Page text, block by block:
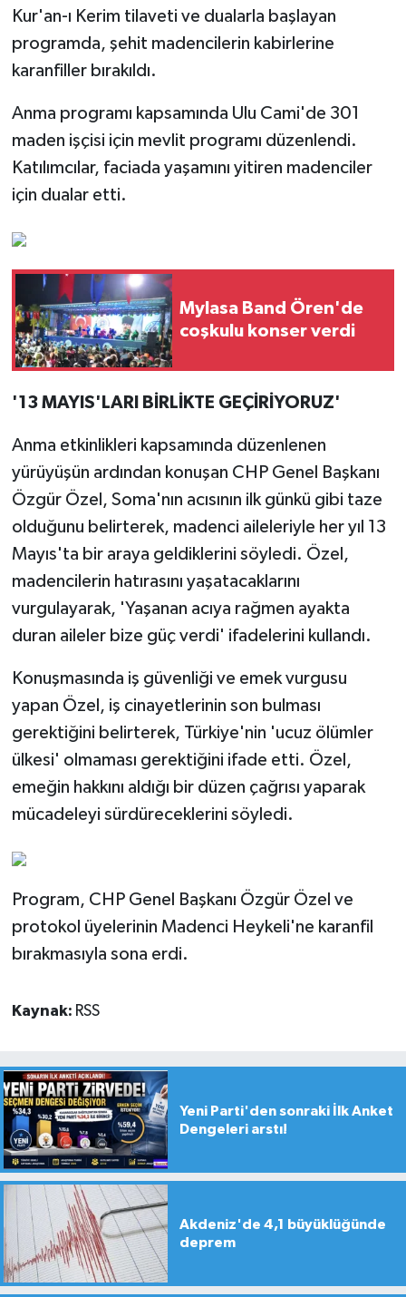
Kur'an-ı Kerim tilaveti ve dualarla başlayan
programda, şehit madencilerin kabirlerine
karanfiller bırakıldı.
Anma programı kapsamında Ulu Cami'de 301
maden işçisi için mevlit programı düzenlendi.
Katılımcılar, faciada yaşamını yitiren madenciler
için dualar etti.
Mylasa Band Ören'de
coşkulu konser verdi
'13 MAYIS'LARI BİRLİKTE GEÇİRİYORUZ'
Anma etkinlikleri kapsamında düzenlenen
yürüyüşün ardından konuşan CHP Genel Başkanı
Özgür Özel, Soma'nın acısının ilk günkü gibi taze
olduğunu belirterek, madenci aileleriyle her yıl 13
Mayıs'ta bir araya geldiklerini söyledi. Özel,
madencilerin hatırasını yaşatacaklarını
vurgulayarak, 'Yaşanan acıya rağmen ayakta
duran aileler bize güç verdi' ifadelerini kullandı.
Konuşmasında iş güvenliği ve emek vurgusu
yapan Özel, iş cinayetlerinin son bulması
gerektiğini belirterek, Türkiye'nin 'ucuz ölümler
ülkesi' olmaması gerektiğini ifade etti. Özel,
emeğin hakkını aldığı bir düzen çağrısı yaparak
mücadeleyi sürdüreceklerini söyledi.
Program, CHP Genel Başkanı Özgür Özel ve
protokol üyelerinin Madenci Heykeli'ne karanfil
bırakmasıyla sona erdi.
Kaynak: RSS
Yeni Parti'den sonraki İlk Anket
Dengeleri arstı!
Akdeniz'de 4,1 büyüklüğünde
deprem